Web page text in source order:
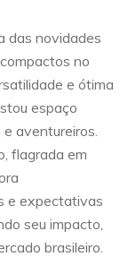
das novidades
no
e ótima
espaço
aventureiros.
flagrada em
e expectativas
seu impacto,
brasileiro.